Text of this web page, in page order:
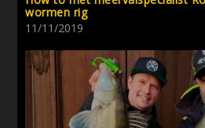
wormen rig
11/11/2019